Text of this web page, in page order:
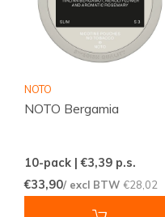
NOTO
NOTO Bergamia
10-pack | €3,39 p.s.
€33,90/ excl BTW €28,02